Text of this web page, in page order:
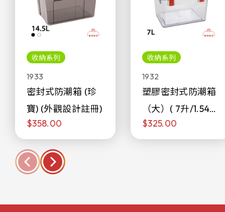
收納系列
1933
密封式防潮箱 (珍
寶) (外觀設計註冊)
$358.00
收納系列
1932
塑膠密封式防潮箱
（大）( 7升/1.54加
侖)
$325.00